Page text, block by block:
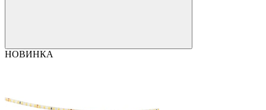
НОВИНКА